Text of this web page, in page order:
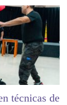
técnicas de